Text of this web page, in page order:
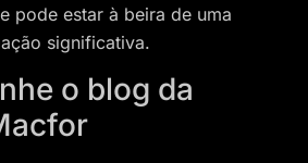
pode estar à beira de uma
significativa.
o blog da